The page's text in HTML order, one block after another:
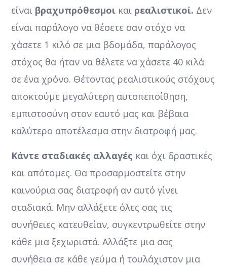
είναι βραχυπρόθεσμοι και ρεαλιστικοί. Δεν
είναι παράλογο να θέσετε σαν στόχο να
χάσετε 1 κιλό σε μια βδομάδα, παράλογος
στόχος θα ήταν να θέλετε να χάσετε 40 κιλά
σε ένα χρόνο. Θέτοντας ρεαλιστικούς στόχους
αποκτούμε μεγαλύτερη αυτοπεποίθηση,
εμπιστοσύνη στον εαυτό μας και βέβαια
καλύτερο αποτέλεσμα στην διατροφή μας.
Κάντε σταδιακές αλλαγές και όχι δραστικές
και απότομες. Θα προσαρμοστείτε στην
καινούρια σας διατροφή αν αυτό γίνει
σταδιακά. Μην αλλάξετε όλες σας τις
συνήθειες κατευθείαν, συγκεντρωθείτε στην
κάθε μια ξεχωριστά. Αλλάξτε μια σας
συνήθεια σε κάθε γεύμα ή τουλάχιστον μια